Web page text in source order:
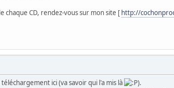
chaque CD, rendez-vous sur mon site [ http://
ici (va savoir qui l'a mis là
).